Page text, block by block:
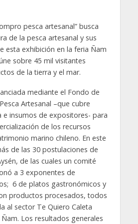
pesca artesanal” busca
de la pesca artesanal y sus
esta exhibición en la feria Ñam
sobre 45 mil visitantes
de la tierra y el mar.
mediante el Fondo de
Artesanal –que cubre
e insumos de expositores- para
de los recursos
marino chileno. En este
de las 30 postulaciones de
de las cuales un comité
a 3 exponentes de
6 de platos gastronómicos y
productos procesados, todos
al sector Te Quiero Caleta
Los resultados generales